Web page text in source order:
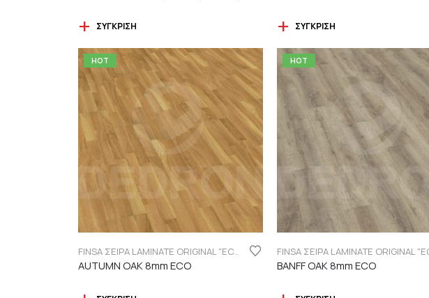
ΣΎΓΚΡΙΣΗ ΣΎΓΚΡΙΣΗ
HOT
FINSA ΣΕΙΡΑ LAMINATE ORIGINAL "ECO LABEL"
AUTUMN OAK 8mm ECO
HOT
BANFF OAK 8mm ECO